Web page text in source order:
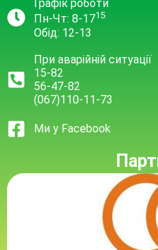
Графік роботи
Пн-Чт: 8-1715
Обід: 12-13
При аварійній ситуації
15-82
56-47-82
(067)110-11-73
Ми у Facebook